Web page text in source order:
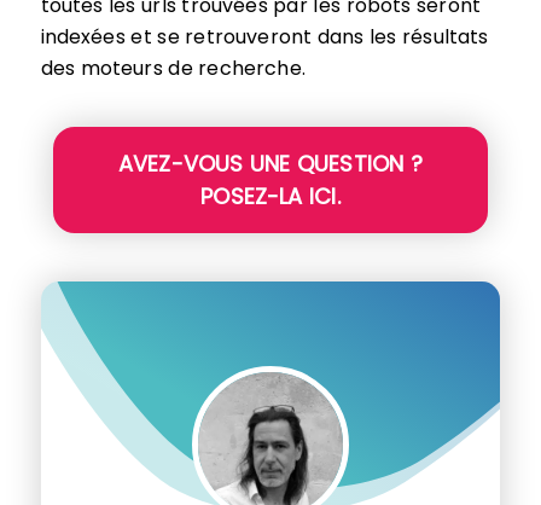
indexées et se retrouveront dans les résultats
des moteurs de recherche.
AVEZ-VOUS UNE QUESTION ?
POSEZ-LA ICI.